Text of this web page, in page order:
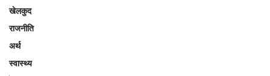
खेलकुद
राजनीति
अर्थ
स्वास्थ्य